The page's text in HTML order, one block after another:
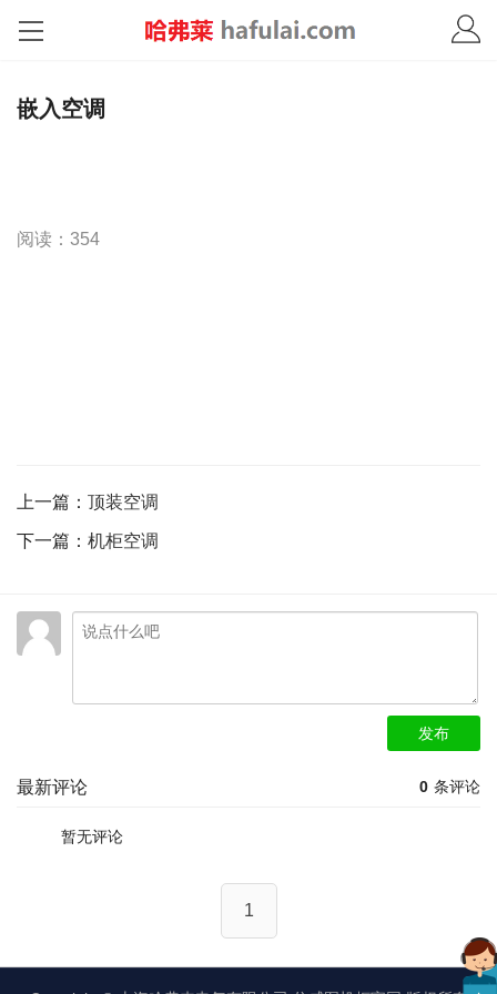
嵌入空调
阅读：354
上一篇： 顶装空调
下一篇： 机柜空调
发布
0 条评论
最新评论
暂无评论
1